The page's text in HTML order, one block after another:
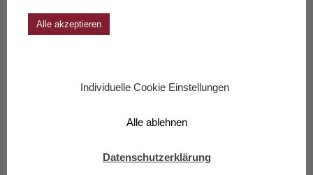
Soul Sharon Jones The Dap Kings
Alle akzeptieren
Individuelle Cookie Einstellungen
Alle ablehnen
Datenschutzerklärung